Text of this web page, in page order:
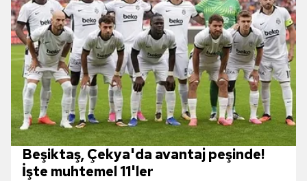
Beşiktaş, Çekya'da avantaj peşinde!
İşte muhtemel 11'ler